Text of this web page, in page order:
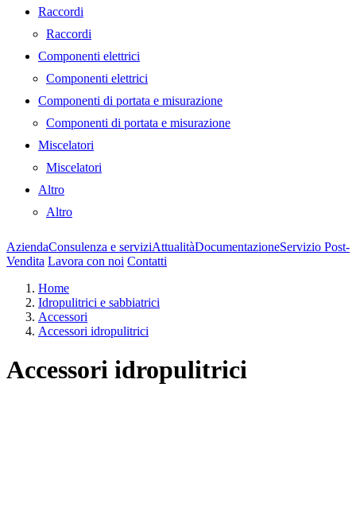
Raccordi
Raccordi
Componenti elettrici
Componenti elettrici
Componenti di portata e misurazione
Componenti di portata e misurazione
Miscelatori
Miscelatori
Altro
Altro
AziendaConsulenza e serviziAttualitàDocumentazioneServizio Post-
Vendita Lavora con noi Contatti
Home
Idropulitrici e sabbiatrici
Accessori
Accessori idropulitrici
Accessori idropulitrici